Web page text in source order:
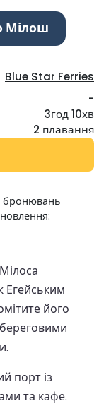
Мілош
Blue Star Ferries
-
3год 10хв
2 плавання
бронювань
його
порт із
та кафе.